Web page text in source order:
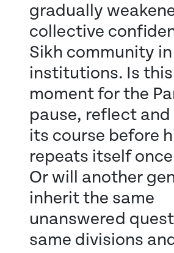
gradually
collective
Sikh community
institutions. Is
moment for the
pause, reflect
its course before
repeats itself
Or will another
inherit the same
unanswered
same divisions